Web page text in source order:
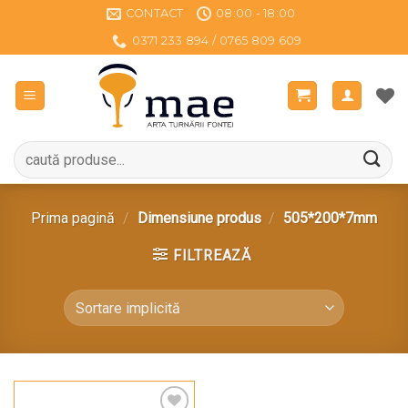
conținut
CONTACT
08:00 - 18:00
0371 233 894 / 0765 809 609
Caută
după:
Prima pagină / Dimensiune produs / 505*200*7mm
FILTREAZĂ